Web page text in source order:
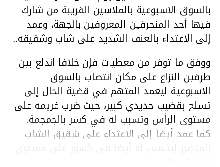
بالسوق الاسبوعية بالملاسين القريبة من شارك
فيها أحد المنحرفين المعروفين بالجهة، وعمد
إلى الاعتداء بالعنف الشديد على شاب وشقيقه..
ووفق ما توفر من معطيات فإن خلافا اندلع بين
طرفين النزاع على مكان انتصاب بالسوق
الاسبوعية ليعمد المتهم في قضية الحال إلى
تسلح بقضيب حديدي كبير، حيث ضرب غريمه على
مستوى الرأس وتسبب له في كسر بالجمجمة،
كما عمد أيضا إلى الاعتداء على شقيق الشاب
المتضرر ليتسبب له أيضا في كسور على مستوى